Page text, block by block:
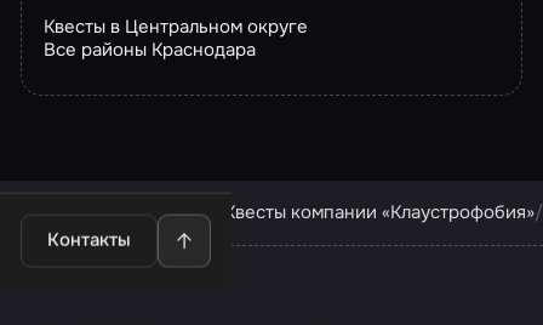
Квесты в Центральном округе
Все районы Краснодара
Контакты
Квесты в Краснодаре Квесты компании «Клаустрофобия»